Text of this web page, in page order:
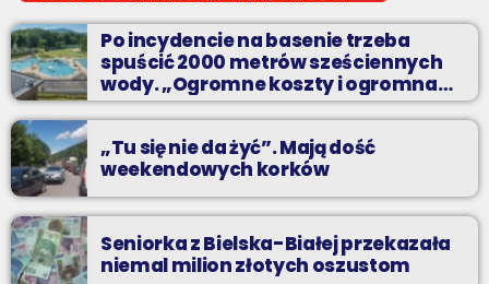
Po incydencie na basenie trzeba
spuścić 2000 metrów sześciennych
wody. „Ogromne koszty i ogromna
praca”
„Tu się nie da żyć”. Mają dość
weekendowych korków
Seniorka z Bielska-Białej przekazała
niemal milion złotych oszustom